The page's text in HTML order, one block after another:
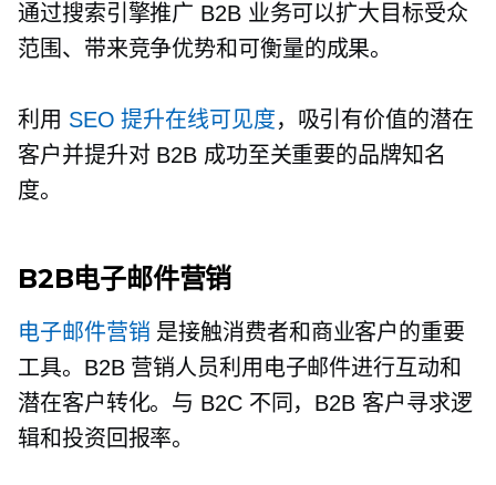
通过搜索引擎推广 B2B 业务可以扩大目标受众
范围、带来竞争优势和可衡量的成果。
利用 SEO 提升在线可见度，吸引有价值的潜在
客户并提升对 B2B 成功至关重要的品牌知名
度。
B2B电子邮件营销
电子邮件营销 是接触消费者和商业客户的重要
工具。B2B 营销人员利用电子邮件进行互动和
潜在客户转化。与 B2C 不同，B2B 客户寻求逻
辑和投资回报率。